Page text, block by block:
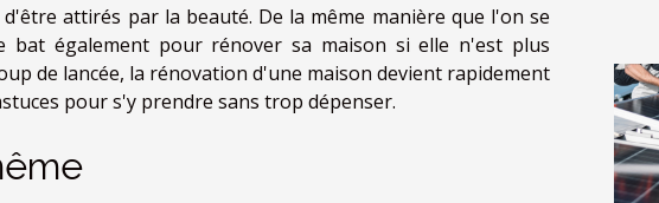
attirés par la beauté. De la même manière que l'on se
également pour rénover sa maison si elle n'est plus
de lancée, la rénovation d'une maison devient rapidement
pour s'y prendre sans trop dépenser.